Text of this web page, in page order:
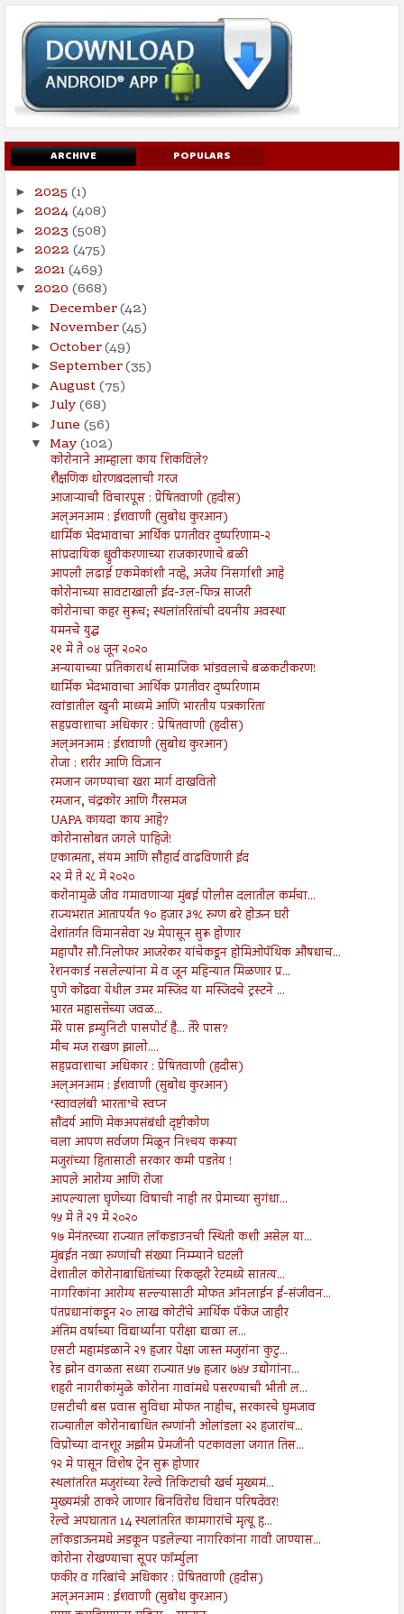
ARCHIVE POPULARS
► 2025 (1)
► 2024(408)
► 2023 (508)
► 2022 (475)
► 2021(469)
▼ 2020 (668)
► December(42)
► November(45)
► October(49)
► September(35)
► August(75)
► July(68)
► June (56)
▼ May(102)
कोरोनाने आम्हाला काय शिकविले?
शैक्षणिक धोरणबदलाची गरज
आजाऱ्याची विचारपूस : प्रेषितवाणी (हदीस)
अल्अनआम : ईशवाणी (सुबोध कुरआन)
धार्मिक भेदभावाचा आर्थिक प्रगतीवर दुष्परिणाम-२
सांप्रदायिक ध्रुवीकरणाच्या राजकारणाचे बळी
आपली लढाई एकमेकांशी नव्हे, अजेय निसर्गाशी आहे
कोरोनाच्या सावटाखाली ईद-उल-फित्र साजरी
कोरोनाचा कहर सुरूच; स्थलांतरितांची दयनीय अवस्था
यमनचे युद्ध
२९ मे ते ०४ जून २०२०
अन्यायाच्या प्रतिकारार्थ सामाजिक भांडवलाचे बळकटीकरण!
धार्मिक भेदभावाचा आर्थिक प्रगतीवर दुष्परिणाम
रवांडातील खुनी माध्यमे आणि भारतीय पत्रकारिता
सहप्रवाशाचा अधिकार : प्रेषितवाणी (हदीस)
अल्अनआम : ईशवाणी (सुबोध कुरआन)
रोजा : शरीर आणि विज्ञान
रमजान जगण्याचा खरा मार्ग दाखवितो
रमजान, चंद्रकोर आणि गैरसमज
UAPA कायदा काय आहे?
कोरोनासोबत जगले पाहिजे!
एकात्मता, संयम आणि सौहार्द वाढविणारी ईद
२२ मे ते २८ मे २०२०
करोनामुळे जीव गमावणाऱ्या मुंबई पोलीस दलातील कर्मचा...
राज्यभरात आतापर्यंत १० हजार ३१८ रुग्ण बरे होऊन घरी
देशांतर्गत विमानसेवा २५ मेपासून सुरू होणार
महापौर सौ.निलोफर आजरेकर यांचेकडून होमिओपॅथिक औषधाच...
रेशनकार्ड नसलेल्यांना मे व जून महिन्यात मिळणार प्र...
पुणे कोंढवा येथील उमर मस्जिद या मस्जिदचे ट्रस्टने ...
भारत महासत्तेच्या जवळ...
मेरे पास इम्युनिटी पासपोर्ट है... तेरे पास?
मीच मज राखण झालो....
सहप्रवाशाचा अधिकार : प्रेषितवाणी (हदीस)
अल्अनआम : ईशवाणी (सुबोध कुरआन)
‘स्वावलंबी भारता’चे स्वप्न
सौंदर्य आणि मेकअपसंबंधी दृष्टीकोण
चला आपण सर्वजण मिळून निश्‍चय करूया
मजुरांच्या हितासाठी सरकार कमी पडतेय !
आपले आरोग्य आणि रोजा
आपल्याला घृणेच्या विषाची नाही तर प्रेमाच्या सुगंधा...
१५ मे ते २१ मे २०२०
१७ मेनंतरच्या राज्यात लॉकडाउनची स्थिती कशी असेल या...
मुंबईत नव्या रुग्णांची संख्या निम्म्याने घटली
देशातील कोरोनाबाधितांच्या रिकव्हरी रेटमध्ये सातत्य...
नागरिकांना आरोग्य सल्ल्यासाठी मोफत ऑनलाईन ई-संजीवन...
पंतप्रधानांकडून २० लाख कोटींचे आर्थिक पॅकेज जाहीर
अंतिम वर्षाच्या विद्यार्थ्यांना परीक्षा द्याव्या ल...
एसटी महामंडळाने २१ हजार पेक्षा जास्त मजुरांना कुटु...
रेड झोन वगळता सध्या राज्यात ५७ हजार ७४५ उद्योगांना...
शहरी नागरीकांमुळे कोरोना गावांमधे पसरण्याची भीती ल...
एसटीची बस प्रवास सुविधा मोफत नाहीच, सरकारचे घुमजाव
राज्यातील कोरोनाबाधित रुग्णांनी ओलांडला २२ हजारांच...
विप्रोच्या दानशूर अझीम प्रेमजींनी पटकावला जगात तिस...
१२ मे पासून विशेष ट्रेन सुरू होणार
स्थलांतरित मजुरांच्या रेल्वे तिकिटाची खर्च मुख्यमं...
मुख्यमंत्री ठाकरे जाणार बिनविरोध विधान परिषदेवर!
रेल्वे अपघातात 14 स्थलांतरित कामगारांचे मृत्यू हृ...
लाॅकडाऊनमधे अडकून पडलेल्या नागरिकांना गावी जाण्यास...
कोरोना रोखण्याचा सूपर फॉर्म्युला
फकीर व गरिबांचे अधिकार : प्रेषितवाणी (हदीस)
अल्अनआम : ईशवाणी (सुबोध कुरआन)